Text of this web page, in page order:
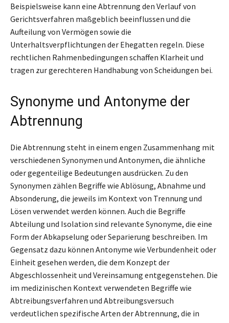
Beispielsweise kann eine Abtrennung den Verlauf von
Gerichtsverfahren maßgeblich beeinflussen und die
Aufteilung von Vermögen sowie die
Unterhaltsverpflichtungen der Ehegatten regeln. Diese
rechtlichen Rahmenbedingungen schaffen Klarheit und
tragen zur gerechteren Handhabung von Scheidungen bei.
Synonyme und Antonyme der
Abtrennung
Die Abtrennung steht in einem engen Zusammenhang mit
verschiedenen Synonymen und Antonymen, die ähnliche
oder gegenteilige Bedeutungen ausdrücken. Zu den
Synonymen zählen Begriffe wie Ablösung, Abnahme und
Absonderung, die jeweils im Kontext von Trennung und
Lösen verwendet werden können. Auch die Begriffe
Abteilung und Isolation sind relevante Synonyme, die eine
Form der Abkapselung oder Separierung beschreiben. Im
Gegensatz dazu können Antonyme wie Verbundenheit oder
Einheit gesehen werden, die dem Konzept der
Abgeschlossenheit und Vereinsamung entgegenstehen. Die
im medizinischen Kontext verwendeten Begriffe wie
Abtreibungsverfahren und Abtreibungsversuch
verdeutlichen spezifische Arten der Abtrennung, die in